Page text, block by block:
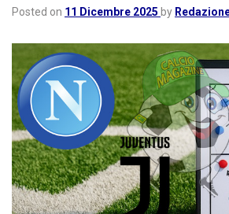
Posted on 11 Dicembre 2025 by